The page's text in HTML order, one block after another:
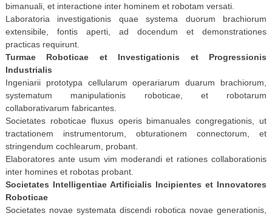
bimanuali, et interactione inter hominem et robotam versati.
Laboratoria investigationis quae systema duorum brachiorum
extensibile, fontis aperti, ad docendum et demonstrationes
practicas requirunt.
Turmae Roboticae et Investigationis et Progressionis
Industrialis
Ingeniarii prototypa cellularum operariarum duarum brachiorum,
systematum manipulationis roboticae, et robotarum
collaborativarum fabricantes.
Societates roboticae fluxus operis bimanuales congregationis, ut
tractationem instrumentorum, obturationem connectorum, et
stringendum cochlearum, probant.
Elaboratores ante usum vim moderandi et rationes collaborationis
inter homines et robotas probant.
Societates Intelligentiae Artificialis Incipientes et Innovatores
Roboticae
Societates novae systemata discendi robotica novae generationis,